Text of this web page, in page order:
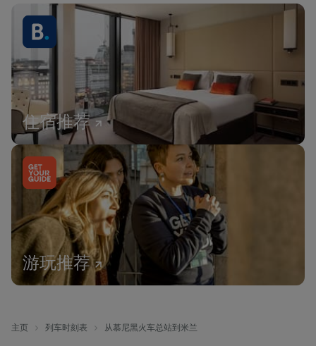
住宿推荐
游玩推荐
主页 列车时刻表 从慕尼黑火车总站到米兰